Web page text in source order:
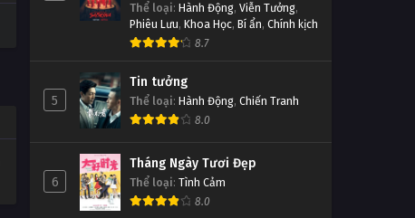
Thể loại: Hành Động, Viễn Tưởng,
Phiêu Lưu, Khoa Học, Bí ẩn, Chính kịch
8.7
5
Tin tưởng
Thể loại: Hành Động, Chiến Tranh
8.0
6
Tháng Ngày Tươi Đẹp
Thể loại: Tình Cảm
8.0